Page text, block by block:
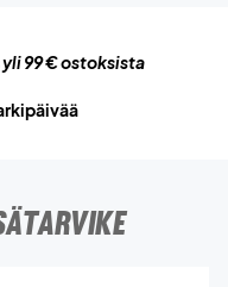
yli 99 € ostoksista